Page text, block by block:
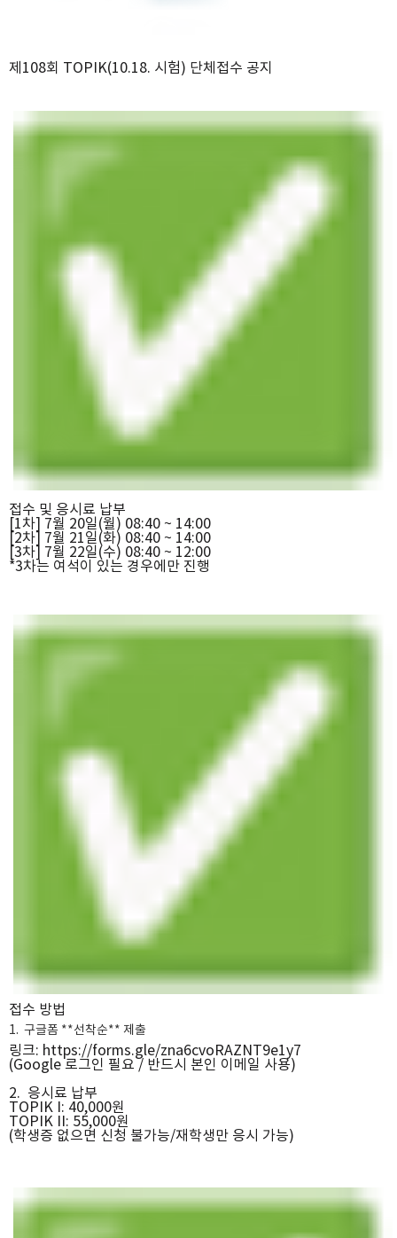
제108회 TOPIK(10.18. 시험) 단체접수 공지
접수 및 응시료 납부
[1차] 7월 20일(월) 08:40 ~ 14:00
[2차] 7월 21일(화) 08:40 ~ 14:00
[3차] 7월 22일(수) 08:40 ~ 12:00
*3차는 여석이 있는 경우에만 진행
접수 방법
1. 구글폼 **선착순** 제출
링크: https://forms.gle/zna6cvoRAZNT9e1y7
(Google 로그인 필요 / 반드시 본인 이메일 사용)
2. 응시료 납부
TOPIK I: 40,000원
TOPIK II: 55,000원
(학생증 없으면 신청 불가능/재학생만 응시 가능)